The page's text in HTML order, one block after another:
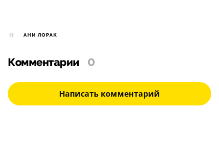
АНИ ЛОРАК
Комментарии 0
Написать комментарий